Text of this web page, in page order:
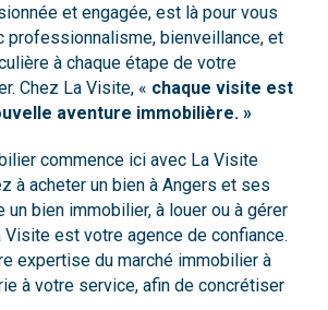
et engagée, est là pour vous
professionnalisme, bienveillance, et
à chaque étape de votre
Chez La Visite, « chaque visite est
aventure immobilière. »
commence ici avec La Visite
à acheter un bien à Angers et ses
un bien immobilier, à louer ou à gérer
est votre agence de confiance.
expertise du marché immobilier à
à votre service, afin de concrétiser